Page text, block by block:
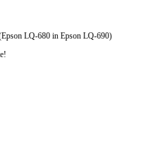
LQ-680 in Epson LQ-690)